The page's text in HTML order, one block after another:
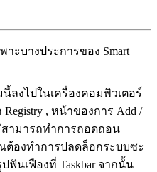
าะบางประการของ Smart
ลงไปในเครื่องคอมพิวเตอร์
, หน้าของการ Add /
สามารถทำการถอดถอน
ต้องทำการปลดล็อกระบบซะ
ฟันเฟืองที่ Taskbar จากนั้น